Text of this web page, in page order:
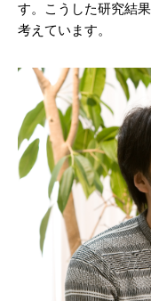
す。こうした研究結
考えています。